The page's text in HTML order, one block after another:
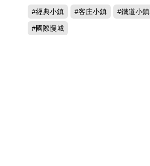
#經典小鎮 #客庄小鎮 #鐵道小鎮
#國際慢城